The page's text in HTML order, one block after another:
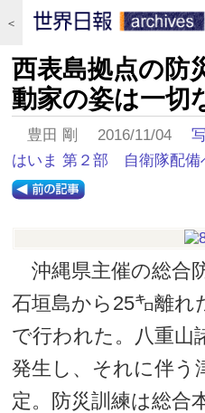
＜
西表島拠点の防
動家の姿は一切
豊田 剛 2016/11/04
はいま 第２部 自衛隊配備
沖縄県主催の総合
石垣島から25㌔離れ
で行われた。八重山
発生し、それに伴う
定。防災訓練は総合